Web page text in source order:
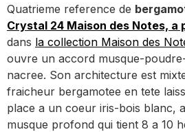
Quatrieme reference de
Crystal 24 Maison des Notes,
dans la collection Maison des
ouvre un accord musque-
nacree. Son architecture est
fraicheur bergamotee en tete
place a un coeur iris-bois blanc,
musque profond qui tient 8 a 10